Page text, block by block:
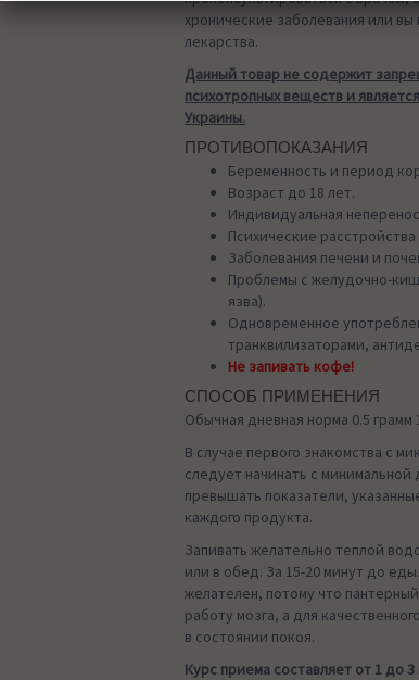
хронические заболевания или
лекарства.
Данный товар не содержит
психотропных веществ и
Украины.
ПРОТИВОПОКАЗАНИЯ
Беременность и период
Возраст до 18 лет.
Индивидуальная
Психические
Заболевания печени и
Проблемы с желудочно-
язва).
Одновременное
транквилизаторами,
Не запивать кофе!
СПОСОБ ПРИМЕНЕНИЯ
Обычная дневная норма 0.5 грамм
В случае первого знакомства с
следует начинать с
превышать показатели,
каждого продукта.
Запивать желательно теплой
или в обед. За 15-20 минут до
желателен, потому что
работу мозга, а для
в состоянии покоя.
Курс приема составляет от 1 до